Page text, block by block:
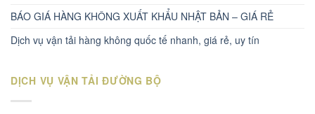
BÁO GIÁ HÀNG KHÔNG XUẤT KHẨU NHẬT BẢN – GIÁ RẺ
Dịch vụ vận tải hàng không quốc tế nhanh, giá rẻ, uy tín
DỊCH VỤ VẬN TẢI ĐƯỜNG BỘ